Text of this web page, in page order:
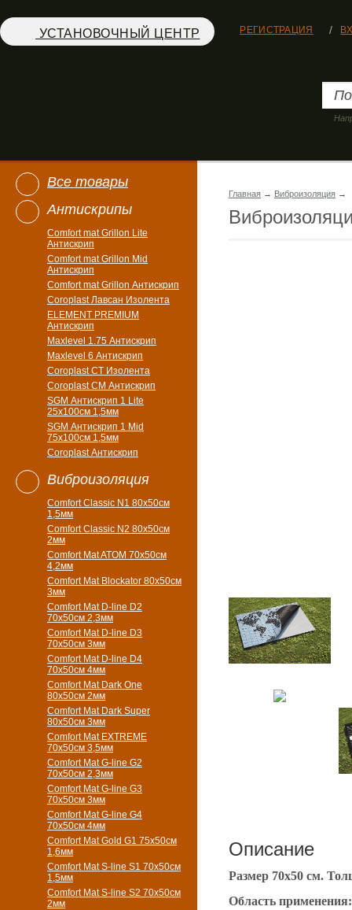
УСТАНОВОЧНЫЙ ЦЕНТР РЕГИСТРАЦИЯ
Все товары
Антискрипы
Comfort mat Grillon Lite
Антискрип
Comfort mat Grillon Mid
Антискрип
Comfort mat Grillon Антискрип
Coroplast Лавсан Изолента
ELEMENT PREMIUM
Антискрип
Maxlevel 1.75 Антискрип
Maxlevel 6 Антискрип
Coroplast CT Изолента
Coroplast CM Антискрип
SGM Антискрип 1 Lite
25x100cм 1,5мм
SGM Антискрип 1 Mid
75x100cм 1,5мм
Coroplast Антискрип
Виброизоляция
Comfort Classic N1 80x50см
1,5мм
Comfort Classic N2 80x50см
2мм
Comfort Mat ATOM 70x50см
4,2мм
Comfort Mat Blockator 80х50см
3мм
Comfort Mat D-line D2
70х50см 2,3мм
Comfort Mat D-line D3
70х50см 3мм
Comfort Mat D-line D4
70х50см 4мм
Comfort Mat Dark One
80x50см 2мм
Comfort Mat Dark Super
80x50см 3мм
Comfort Mat EXTREME
70x50см 3,5мм
Comfort Mat G-line G2
70х50см 2,3мм
Comfort Mat G-line G3
70х50см 3мм
Comfort Mat G-line G4
70х50см 4мм
Comfort Mat Gold G1 75х50см
1,6мм
Comfort Mat S-line S1 70х50см
1,5мм
Comfort Mat S-line S2 70х50см
2мм
Главная → Виброизоляция →
Описание
Размер 70х50 см.
Область применения: